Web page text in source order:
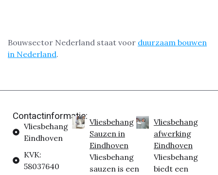
Bouwsector Nederland staat voor duurzaam bouwen
in Nederland.
Contactinformatie:
Vliesbehang
Eindhoven
KVK:
58037640
Vliesbehang
Sauzen in
Eindhoven
Vliesbehang
sauzen is een
Vliesbehang
afwerking
Eindhoven
Vliesbehang
biedt een